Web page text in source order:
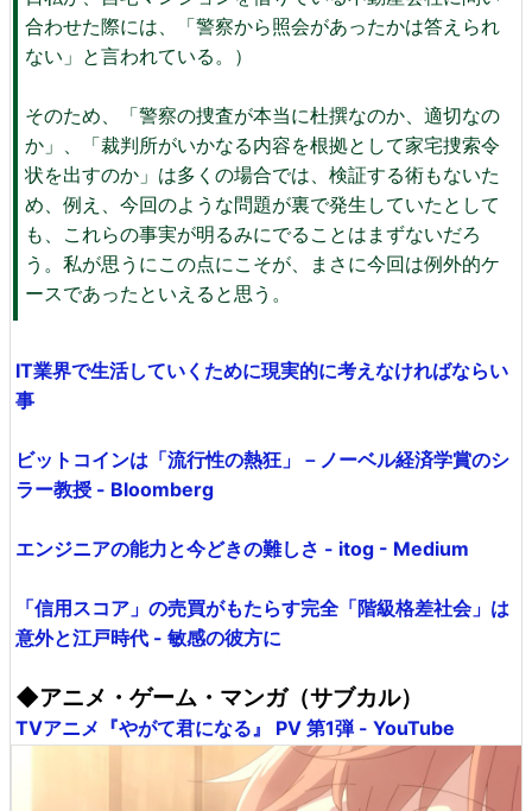
合わせた際には、「警察から照会があったかは答えられ
ない」と言われている。）
そのため、「警察の捜査が本当に杜撰なのか、適切なの
か」、「裁判所がいかなる内容を根拠として家宅捜索令
状を出すのか」は多くの場合では、検証する術もないた
め、例え、今回のような問題が裏で発生していたとして
も、これらの事実が明るみにでることはまずないだろ
う。私が思うにこの点にこそが、まさに今回は例外的ケ
ースであったといえると思う。
IT業界で生活していくために現実的に考えなければならい
事
ビットコインは「流行性の熱狂」－ノーベル経済学賞のシ
ラー教授 - Bloomberg
エンジニアの能力と今どきの難しさ - itog - Medium
「信用スコア」の売買がもたらす完全「階級格差社会」は
意外と江戸時代 - 敏感の彼方に
◆アニメ・ゲーム・マンガ（サブカル）
TVアニメ『やがて君になる』 PV 第1弾 - YouTube